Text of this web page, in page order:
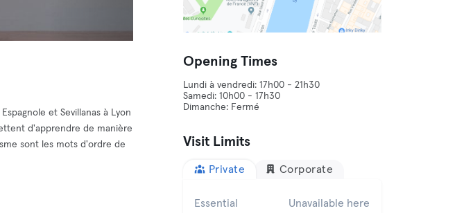
et Sevillanas à Lyon
d'apprendre de manière
sont les mots d'ordre de
Opening Times
Lundi à vendredi: 17h00 - 21h30
Samedi: 10h00 - 17h30
Dimanche: Fermé
Visit Limits
Private Corporate
Essential Unavailable here